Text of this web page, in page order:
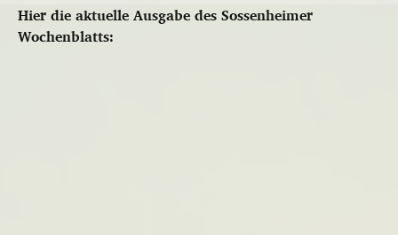
Hier die aktuelle Ausgabe des Sossenheimer
Wochenblatts: